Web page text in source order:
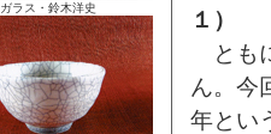
ガラス・鈴木洋史
１）
とも
ん。今
年とい